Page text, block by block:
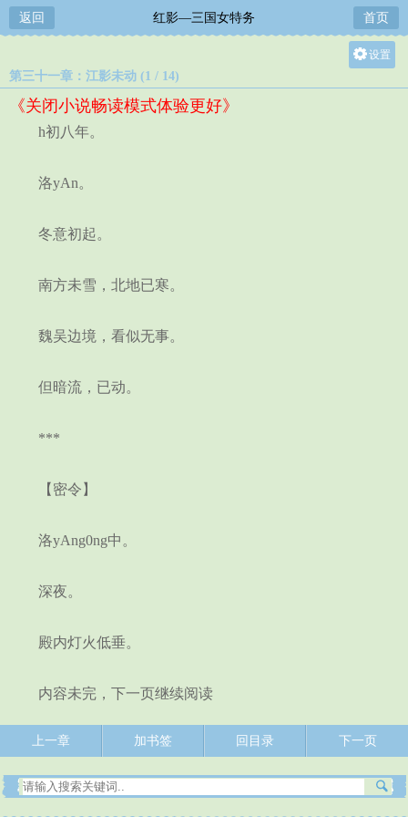
返回 红影—三国女特务 首页
设置
第三十一章：江影未动 (1 / 14)
《关闭小说畅读模式体验更好》
h初八年。
洛yAn。
冬意初起。
南方未雪，北地已寒。
魏吴边境，看似无事。
但暗流，已动。
***
【密令】
洛yAng0ng中。
深夜。
殿内灯火低垂。
内容未完，下一页继续阅读
上一章 加书签 回目录 下一页